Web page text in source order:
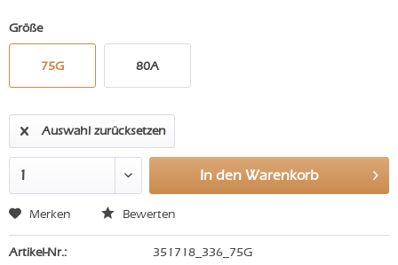
Größe
75G 80A
Auswahl zurücksetzen
In den Warenkorb
Merken Bewerten
Artikel-Nr.: 351718_336_75G